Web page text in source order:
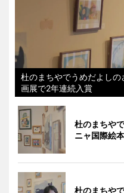
杜のまちやでうめだよし
画展で2年連続入賞
杜のまちや
ニャ国際絵
杜のまちや